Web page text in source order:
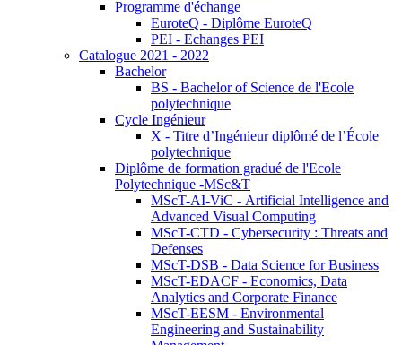
Programme d'échange
EuroteQ - Diplôme EuroteQ
PEI - Echanges PEI
Catalogue 2021 - 2022
Bachelor
BS - Bachelor of Science de l'Ecole
polytechnique
Cycle Ingénieur
X - Titre d’Ingénieur diplômé de l’École
polytechnique
Diplôme de formation gradué de l'Ecole
Polytechnique -MSc&T
MScT-AI-ViC - Artificial Intelligence and
Advanced Visual Computing
MScT-CTD - Cybersecurity : Threats and
Defenses
MScT-DSB - Data Science for Business
MScT-EDACF - Economics, Data
Analytics and Corporate Finance
MScT-EESM - Environmental
Engineering and Sustainability